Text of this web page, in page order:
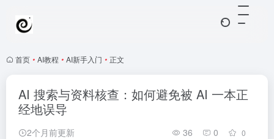
首页 • AI教程 • AI新手入门 • 正文
AI 搜索与资料核查：如何避免被 AI 一本正
经地误导
2个月前更新 36 0 0